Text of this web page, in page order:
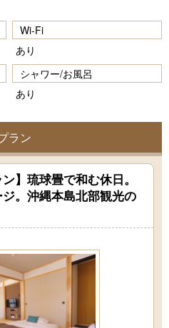
Wi-Fi
あり
シャワー/お風呂
あり
ラン
】琉球畳で和む休日。
。沖縄本島北部観光の